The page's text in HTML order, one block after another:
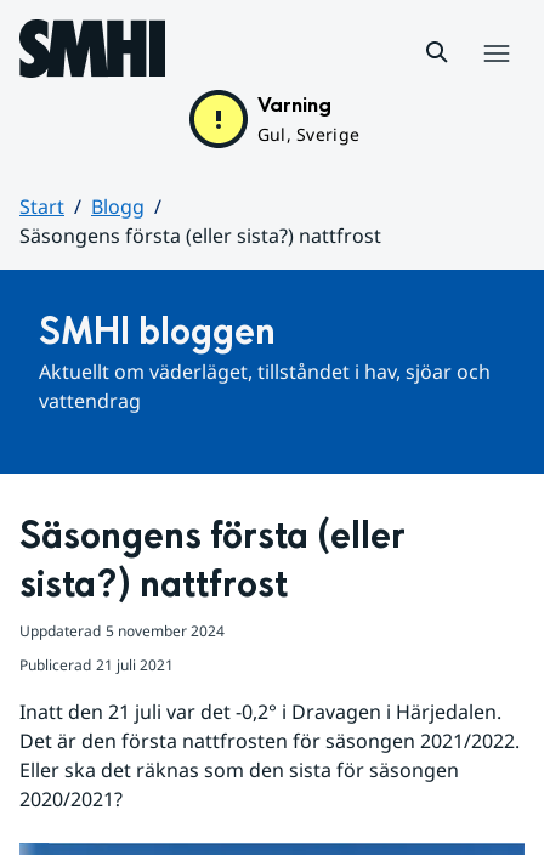
Hoppa till sidans innehåll
Varning
Gul, Sverige
Start
Blogg
Säsongens första (eller sista?) nattfrost
SMHI bloggen
Aktuellt om väderläget, tillståndet i hav, sjöar och
vattendrag
Säsongens första (eller
sista?) nattfrost
Uppdaterad 5 november 2024
Publicerad 21 juli 2021
Inatt den 21 juli var det -0,2° i Dravagen i Härjedalen.
Det är den första nattfrosten för säsongen 2021/2022.
Eller ska det räknas som den sista för säsongen
2020/2021?